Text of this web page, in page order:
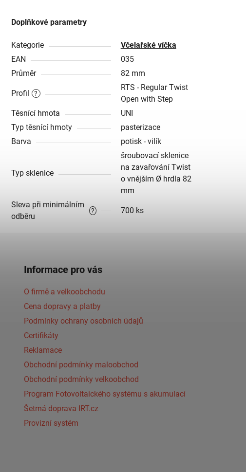
Doplňkové parametry
Kategorie
Včelařské víčka
EAN
035
Průměr
82 mm
?
Profil
RTS - Regular Twist
Open with Step
Těsnící hmota
UNI
Typ těsnící hmoty
pasterizace
Barva
potisk - vilík
Typ sklenice
šroubovací sklenice
na zavařování Twist
o vnějším Ø hrdla 82
mm
?
Sleva při minimálním
odběru
700 ks
Informace pro vás
O firmě a velkoobchodu
Cena dopravy a platby
Podmínky ochrany osobních údajů
Certifikáty
Reklamace
Obchodní podmínky maloobchod
Obchodní podmínky velkoobchod
Program Fotovoltaického systému s akumulací
Šetrná doprava IRT.cz
Provizní systém